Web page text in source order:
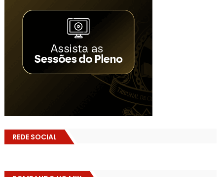
REDE SOCIAL